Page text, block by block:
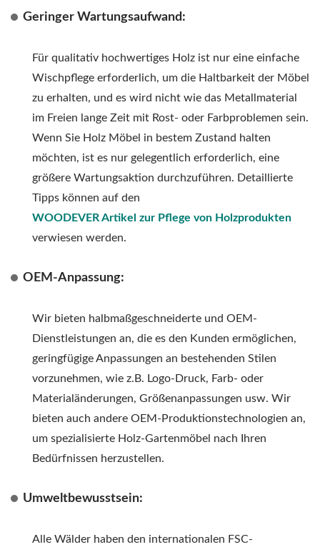
Geringer Wartungsaufwand:
Für qualitativ hochwertiges Holz ist nur eine einfache
Wischpflege erforderlich, um die Haltbarkeit der Möbel
zu erhalten, und es wird nicht wie das Metallmaterial
im Freien lange Zeit mit Rost- oder Farbproblemen sein.
Wenn Sie Holz Möbel in bestem Zustand halten
möchten, ist es nur gelegentlich erforderlich, eine
größere Wartungsaktion durchzuführen. Detaillierte
Tipps können auf den
WOODEVER Artikel zur Pflege von Holzprodukten
verwiesen werden.
OEM-Anpassung:
Wir bieten halbmaßgeschneiderte und OEM-
Dienstleistungen an, die es den Kunden ermöglichen,
geringfügige Anpassungen an bestehenden Stilen
vorzunehmen, wie z.B. Logo-Druck, Farb- oder
Materialänderungen, Größenanpassungen usw. Wir
bieten auch andere OEM-Produktionstechnologien an,
um spezialisierte Holz-Gartenmöbel nach Ihren
Bedürfnissen herzustellen.
Umweltbewusstsein:
Alle Wälder haben den internationalen FSC-